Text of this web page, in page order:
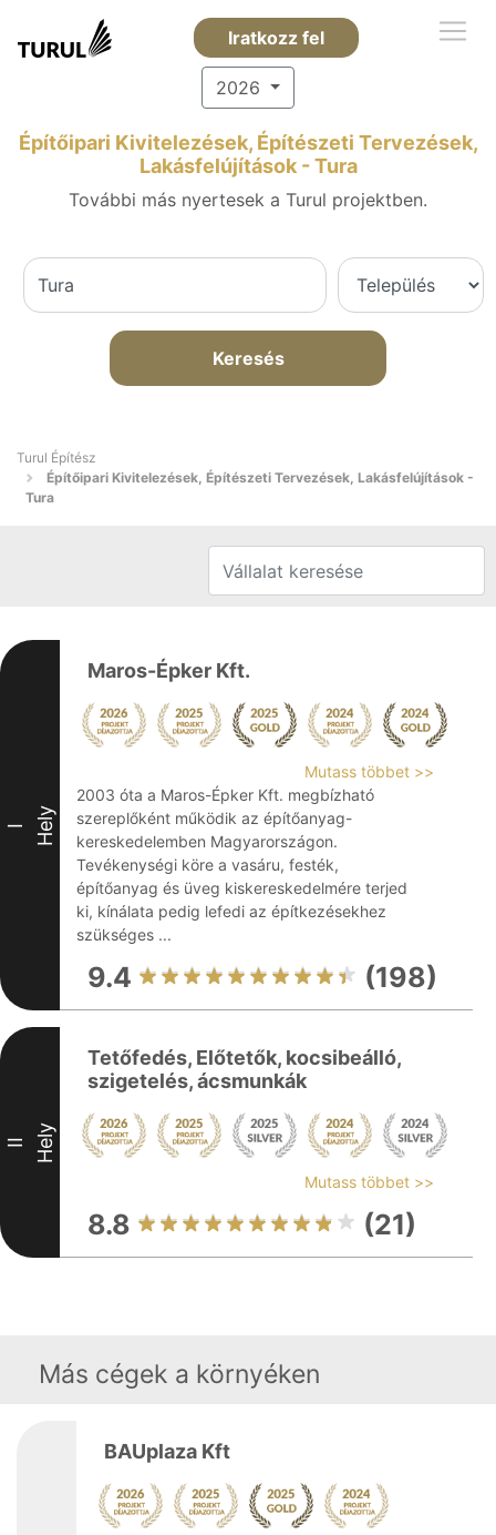
Iratkozz fel
2026
Építőipari Kivitelezések, Építészeti Tervezések,
Lakásfelújítások - Tura
További más nyertesek a Turul projektben.
Keresés
Turul Építész
Építőipari Kivitelezések, Építészeti Tervezések, Lakásfelújítások -
Tura
I Hely
Maros-Épker Kft.
Mutass többet >>
2003 óta a Maros-Épker Kft. megbízható
szereplőként működik az építőanyag-
kereskedelemben Magyarországon.
Tevékenységi köre a vasáru, festék,
építőanyag és üveg kiskereskedelmére terjed
ki, kínálata pedig lefedi az építkezésekhez
szükséges ...
9.4 (198)
II Hely
Tetőfedés, Előtetők, kocsibeálló,
szigetelés, ácsmunkák
Mutass többet >>
8.8 (21)
Más cégek a környéken
BAUplaza Kft